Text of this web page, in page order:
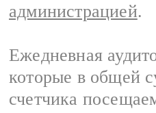
администрацией.
Ежедневная
которые в общей
счетчика